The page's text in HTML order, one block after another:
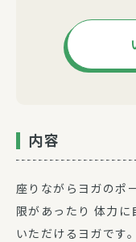
内容
座りながらヨガのポ
限があったり 体力に
いただけるヨガです。